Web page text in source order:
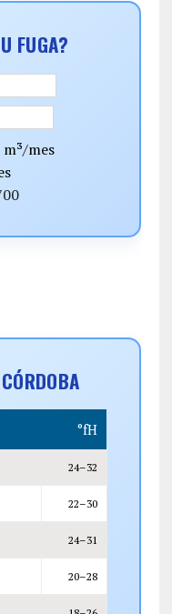
FUGA?
m³/mes
°fH
24–32
22–30
24–31
20–28